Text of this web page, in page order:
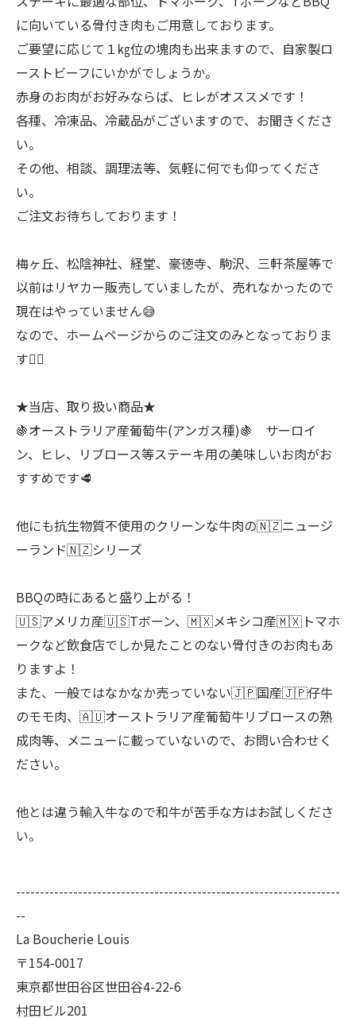
に向いている骨付き肉もご用意しております。
ご要望に応じて１㎏位の塊肉も出来ますので、自家製ロ
ーストビーフにいかがでしょうか。
赤身のお肉がお好みならば、ヒレがオススメです！
各種、冷凍品、冷蔵品がございますので、お聞きくださ
い。
その他、相談、調理法等、気軽に何でも仰ってくださ
い。
ご注文お待ちしております！
梅ヶ丘、松陰神社、経堂、豪徳寺、駒沢、三軒茶屋等で
以前はリヤカー販売していましたが、売れなかったので
現在はやっていません😅
なので、ホームページからのご注文のみとなっておりま
す🙇‍♂
★当店、取り扱い商品★
🍇オーストラリア産葡萄牛(アンガス種)🍇 サーロイ
ン、ヒレ、リブロース等ステーキ用の美味しいお肉がお
すすめです🥩
他にも抗生物質不使用のクリーンな牛肉の🇳🇿ニュージ
ーランド🇳🇿シリーズ
BBQの時にあると盛り上がる！
🇺🇸アメリカ産🇺🇸Tボーン、🇲🇽メキシコ産🇲🇽トマホ
ークなど飲食店でしか見たことのない骨付きのお肉もあ
りますよ！
また、一般ではなかなか売っていない🇯🇵国産🇯🇵仔牛
のモモ肉、🇦🇺オーストラリア産葡萄牛リブロースの熟
成肉等、メニューに載っていないので、お問い合わせく
ださい。
他とは違う輸入牛なので和牛が苦手な方はお試しくださ
い。
--------------------------------------------------------------------
--
La Boucherie Louis
〒154-0017
東京都世田谷区世田谷4-22-6
村田ビル201